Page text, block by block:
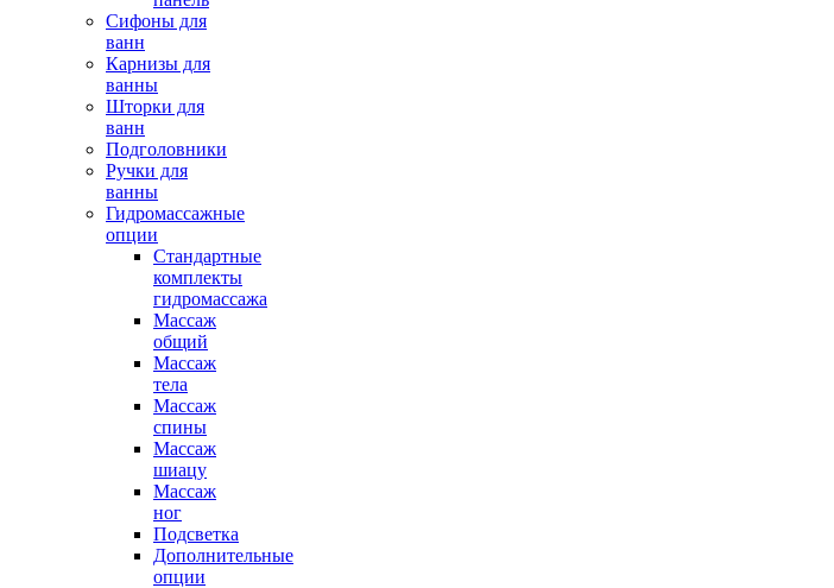
Сифоны для
ванн
Карнизы для
ванны
Шторки для
ванн
Подголовники
Ручки для
ванны
Гидромассажные
опции
Стандартные
комплекты
гидромассажа
Массаж
общий
Массаж
тела
Массаж
спины
Массаж
шиацу
Массаж
ног
Подсветка
Дополнительные
опции